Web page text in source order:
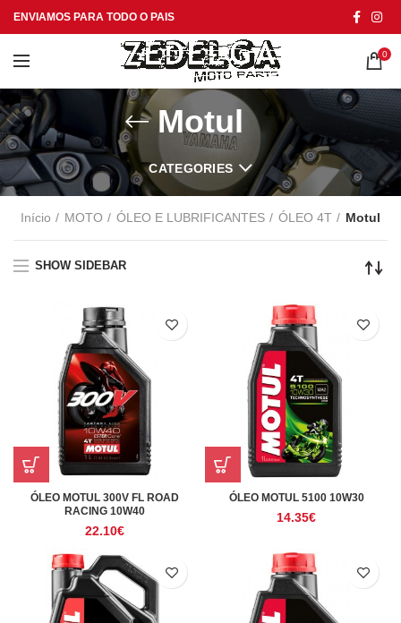
ENVIAMOS PARA TODO O PAIS
0
Motul
CATEGORIES
Início MOTO ÓLEO E LUBRIFICANTES ÓLEO 4T Motul
SHOW SIDEBAR
ÓLEO MOTUL 300V FL ROAD
RACING 10W40
22.10€
ÓLEO MOTUL 5100 10W30
14.35€